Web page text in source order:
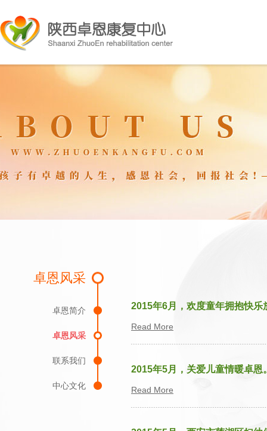
卓恩风采
卓恩简介
卓恩风采
联系我们
中心文化
2015年6月，欢度童年拥抱快乐
Read More
2015年5月，关爱儿童情暖卓恩
Read More